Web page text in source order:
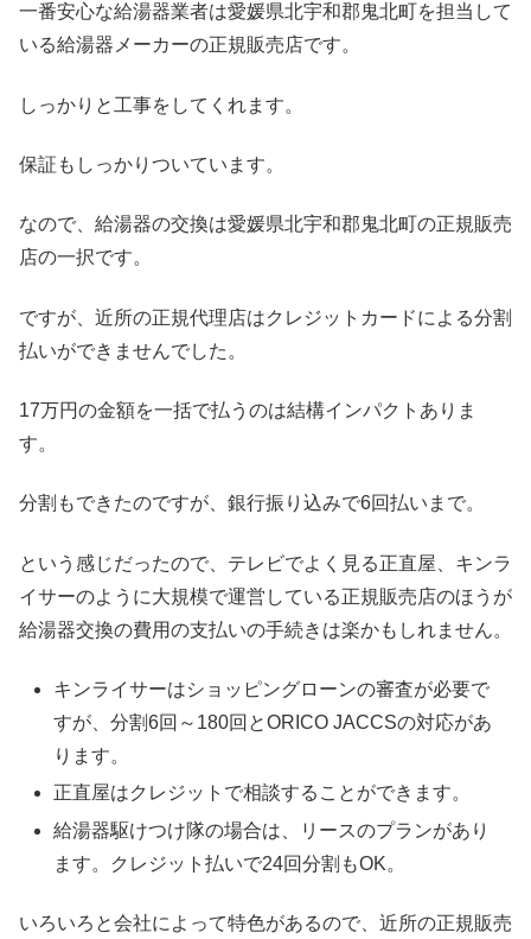
一番安心な給湯器業者は愛媛県北宇和郡鬼北町を担当して
いる給湯器メーカーの正規販売店です。
しっかりと工事をしてくれます。
保証もしっかりついています。
なので、給湯器の交換は愛媛県北宇和郡鬼北町の正規販売
店の一択です。
ですが、近所の正規代理店はクレジットカードによる分割
払いができませんでした。
17万円の金額を一括で払うのは結構インパクトありま
す。
分割もできたのですが、銀行振り込みで6回払いまで。
という感じだったので、テレビでよく見る正直屋、キンラ
イサーのように大規模で運営している正規販売店のほうが
給湯器交換の費用の支払いの手続きは楽かもしれません。
キンライサーはショッピングローンの審査が必要で
すが、分割6回～180回とORICO JACCSの対応があ
ります。
正直屋はクレジットで相談することができます。
給湯器駆けつけ隊の場合は、リースのプランがあり
ます。クレジット払いで24回分割もOK。
いろいろと会社によって特色があるので、近所の正規販売